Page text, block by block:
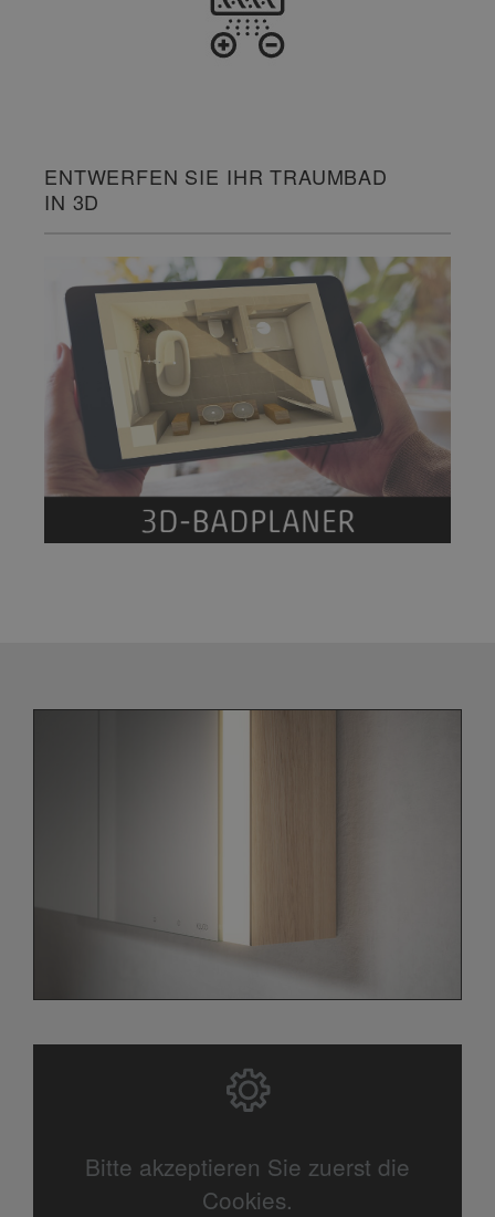
ENTWERFEN SIE IHR TRAUMBAD
IN 3D
Bitte akzeptieren Sie zuerst die
Cookies.